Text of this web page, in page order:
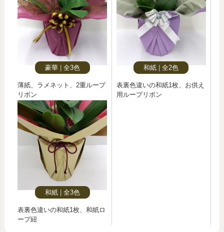
豪華 全3色
薄紙、ラメネット、2重ループ
リボン
和紙 全3色
表裏色違いの和紙1枚、和紙ロ
ープ紐
和紙 全2色
表裏色違いの和紙1枚、お供え
用ループリボン